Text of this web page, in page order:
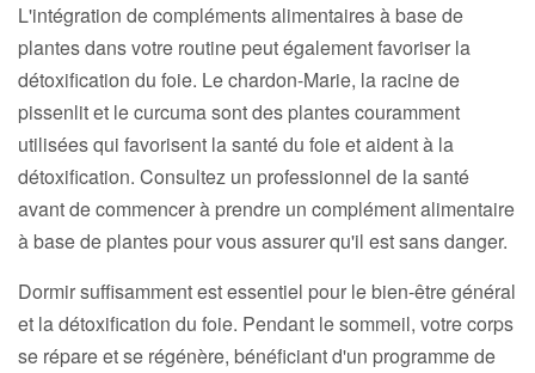
L'intégration de compléments alimentaires à base de
plantes dans votre routine peut également favoriser la
détoxification du foie. Le chardon-Marie, la racine de
pissenlit et le curcuma sont des plantes couramment
utilisées qui favorisent la santé du foie et aident à la
détoxification. Consultez un professionnel de la santé
avant de commencer à prendre un complément alimentaire
à base de plantes pour vous assurer qu'il est sans danger.
Dormir suffisamment est essentiel pour le bien-être général
et la détoxification du foie. Pendant le sommeil, votre corps
se répare et se régénère, bénéficiant d'un programme de